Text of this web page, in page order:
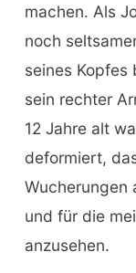
machen. Als
noch
seines Kopfes
sein rechter
12 Jahre alt
deformiert,
Wucherungen
und für die
anzusehen.